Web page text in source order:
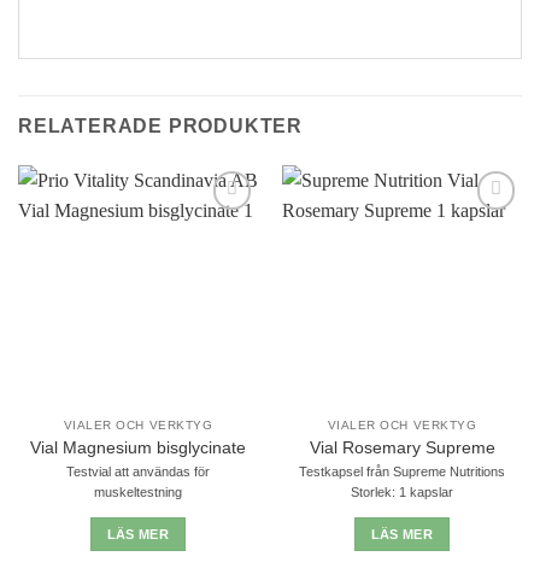
RELATERADE PRODUKTER
VIALER OCH VERKTYG
Vial Magnesium bisglycinate
Testvial att användas för
muskeltestning
LÄS MER
VIALER OCH VERKTYG
Vial Rosemary Supreme
Testkapsel från Supreme Nutritions
Storlek: 1 kapslar
LÄS MER